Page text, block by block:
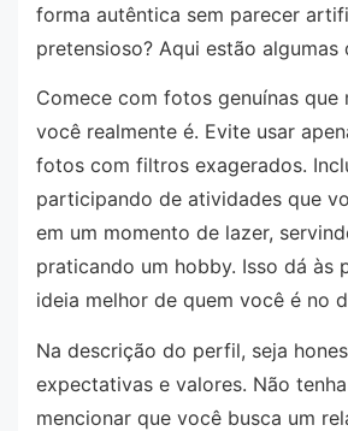
forma autêntica sem parecer
pretensioso? Aqui estão algumas
Comece com fotos genuínas que
você realmente é. Evite usar
fotos com filtros exagerados.
participando de atividades que
em um momento de lazer,
praticando um hobby. Isso dá às
ideia melhor de quem você é no
Na descrição do perfil, seja
expectativas e valores. Não
mencionar que você busca um